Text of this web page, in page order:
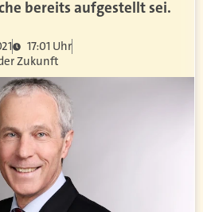
bereits aufgestellt sei.
17:01 Uhr
Zukunft